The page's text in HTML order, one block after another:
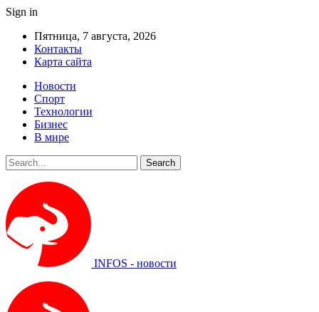
Sign in
Пятница, 7 августа, 2026
Контакты
Карта сайта
Новости
Спорт
Технологии
Бизнес
В мире
INFOS - новости